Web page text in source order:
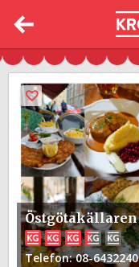
Östgötakällaren
Telefon: 08-6432240